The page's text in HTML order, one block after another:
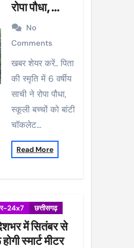
रोपा पौधा,
स्कूली बच्चों को
बांटी चॉकलेट
No
Comments
खबर शेयर करें.. पिता
की स्मृति में 6 वर्षीय
साची ने रोपा पौधा,
स्कूली बच्चों को बांटी
चॉकलेट…
Read More
24x7 छत्तीसगढ़
में सितंबर से
स्मार्ट मीटर